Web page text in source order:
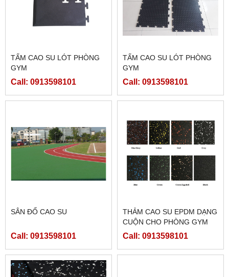
TẤM CAO SU LÓT PHÒNG
GYM
Call: 0913598101
TẤM CAO SU LÓT PHÒNG
GYM
Call: 0913598101
SÂN ĐỔ CAO SU
Call: 0913598101
THẢM CAO SU EPDM DẠNG
CUỘN CHO PHÒNG GYM
(DÀY 2MM;4MM;6MM;8MM)
Call: 0913598101